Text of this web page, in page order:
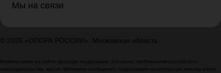
Мы на связи
© 2026 «ОПОРА РОССИИ»: Московская область
Комментарии на сайте проходят модерацию. Согласно требованиям российского
законодательства, мы не публикуем сообщения, содержащие нецензурную лексику и/или